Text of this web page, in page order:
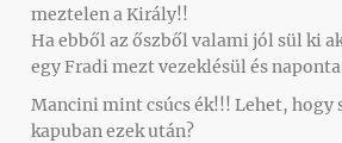
meztelen a Király!!
Ha ebből az őszből valami jól sül ki
egy Fradi mezt vezeklésül és
Mancini mint csúcs ék!!! Lehet, hogy
kapuban ezek után?